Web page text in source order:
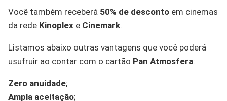
Você também receberá 50% de desconto em cinemas
da rede Kinoplex e Cinemark.
Listamos abaixo outras vantagens que você poderá
usufruir ao contar com o cartão Pan Atmosfera:
Zero anuidade;
Ampla aceitação;